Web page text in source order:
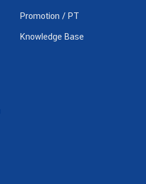
Promotion / PT
Knowledge Base